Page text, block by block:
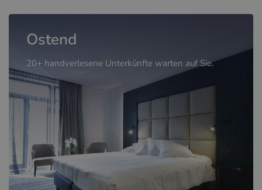
Ostend
20+ handverlesene Unterkünfte warten auf Sie.